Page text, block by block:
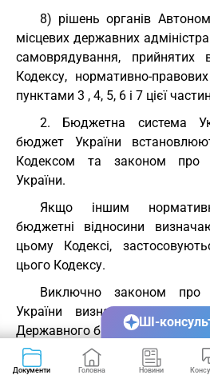
8) рішень органів
місцевих державних
самоврядування, прийнятих
Кодексу, нормативно-
пунктами 3 , 4, 5, 6 і 7 цієї
2. Бюджетна система
бюджет України
Кодексом та законом про
України.
Якщо іншим
бюджетні відносини
цьому Кодексі,
цього Кодексу.
Виключно законом про
України визначаються
Державного бюджету України.
3. Якщо на ратифікацію
договір України,
Документи Головна Новини
ШІ-